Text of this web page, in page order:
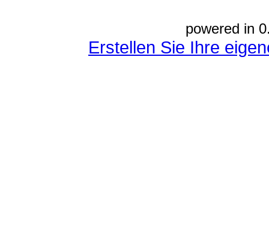
powered in
Erstellen Sie Ihre